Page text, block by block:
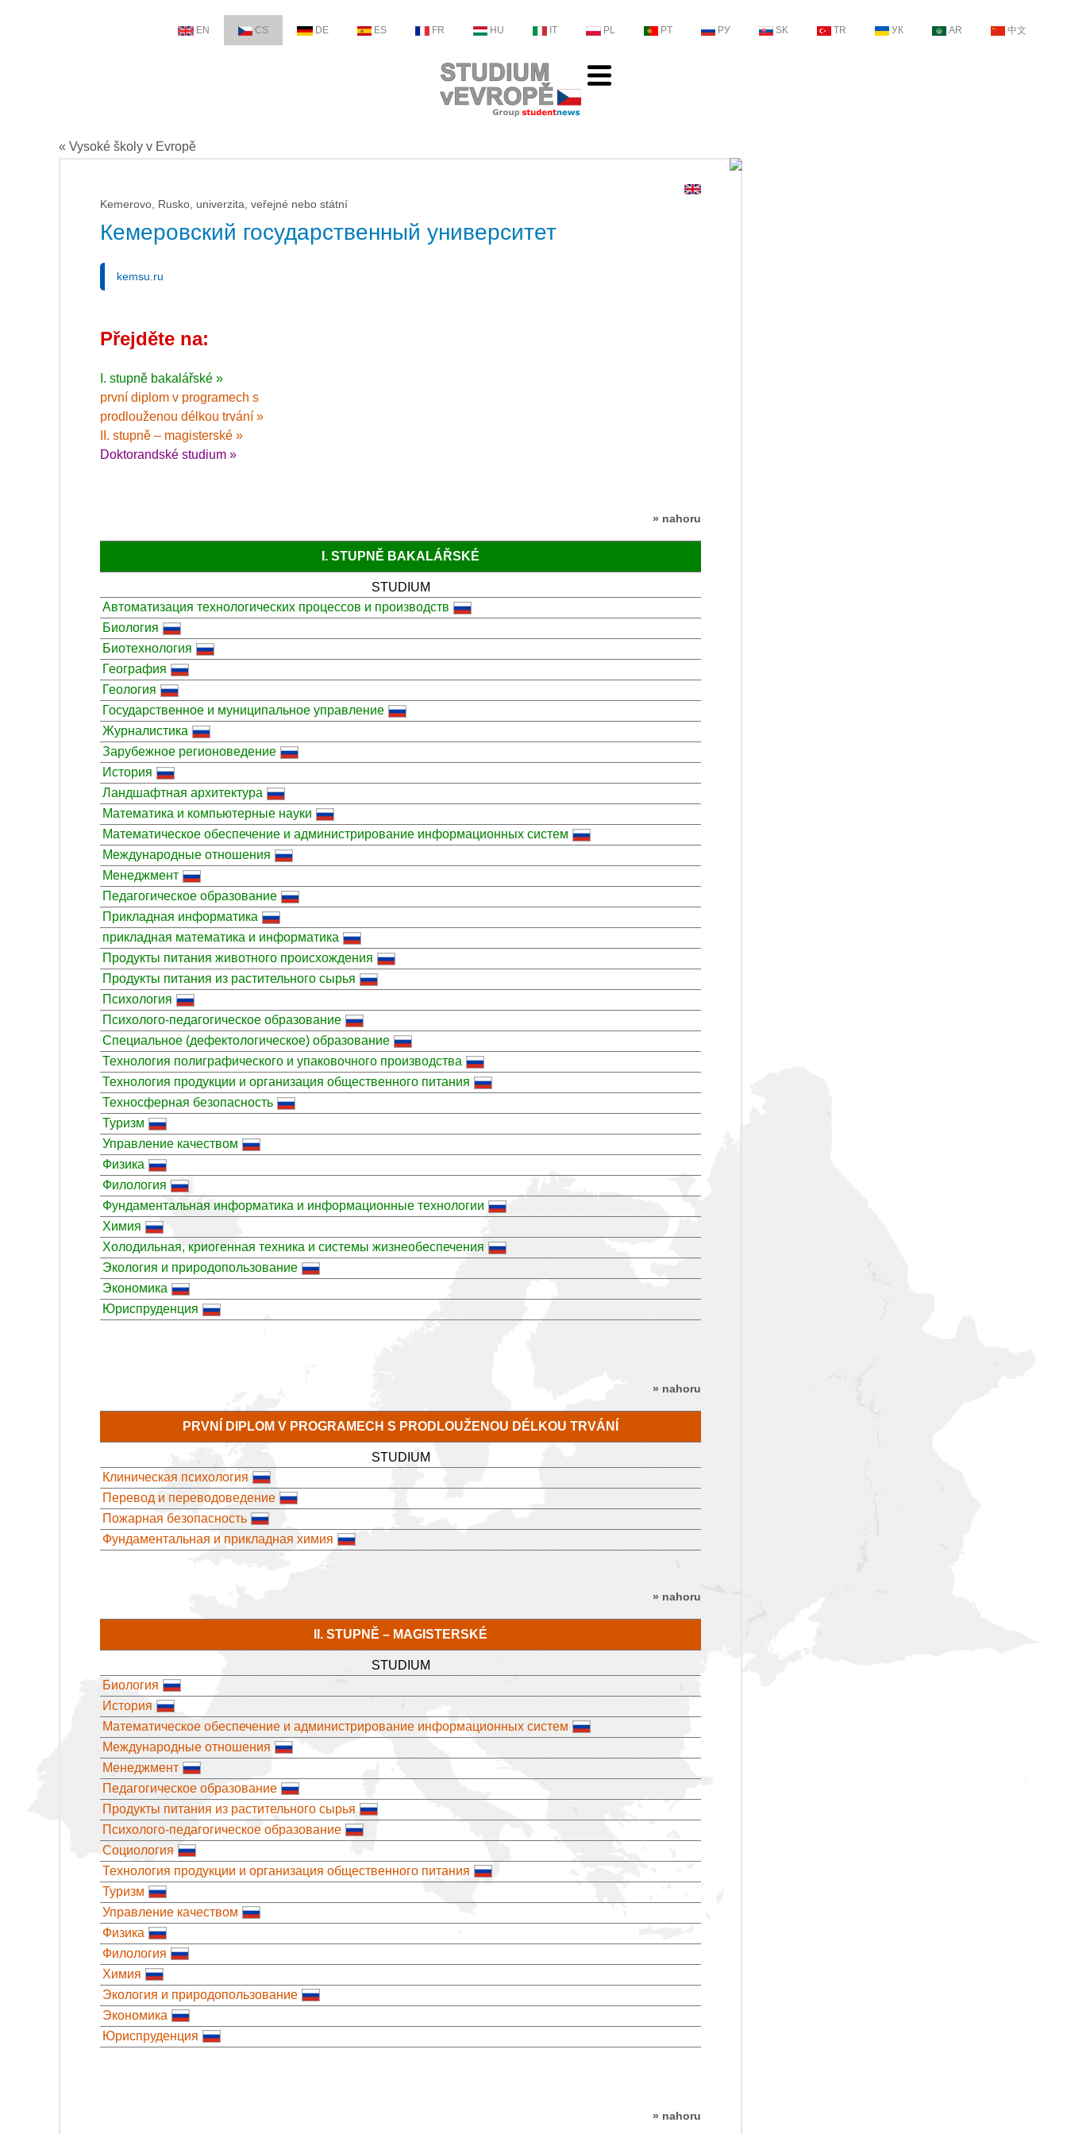
EN CS DE ES FR HU IT PL PT РУ SK TR УК AR 中文
« Vysoké školy v Evropě
Kemerovo, Rusko, univerzita, veřejné nebo státní
Кемеровский государственный университет
kemsu.ru
Přejděte na:
I. stupně bakalářské »
první diplom v programech s
prodlouženou délkou trvání »
II. stupně – magisterské »
Doktorandské studium »
» nahoru
I. STUPNĚ BAKALÁŘSKÉ
STUDIUM
Автоматизация технологических процессов и производств
Биология
Биотехнология
География
Геология
Государственное и муниципальное управление
Журналистика
Зарубежное регионоведение
История
Ландшафтная архитектура
Математика и компьютерные науки
Математическое обеспечение и администрирование информационных систем
Международные отношения
Менеджмент
Педагогическое образование
Прикладная информатика
прикладная математика и информатика
Продукты питания животного происхождения
Продукты питания из растительного сырья
Психология
Психолого-педагогическое образование
Специальное (дефектологическое) образование
Технология полиграфического и упаковочного производства
Технология продукции и организация общественного питания
Техносферная безопасность
Туризм
Управление качеством
Физика
Филология
Фундаментальная информатика и информационные технологии
Химия
Холодильная, криогенная техника и системы жизнеобеспечения
Экология и природопользование
Экономика
Юриспруденция
» nahoru
PRVNÍ DIPLOM V PROGRAMECH S PRODLOUŽENOU DÉLKOU TRVÁNÍ
STUDIUM
Клиническая психология
Перевод и переводоведение
Пожарная безопасность
Фундаментальная и прикладная химия
» nahoru
II. STUPNĚ – MAGISTERSKÉ
STUDIUM
Биология
История
Математическое обеспечение и администрирование информационных систем
Международные отношения
Менеджмент
Педагогическое образование
Продукты питания из растительного сырья
Психолого-педагогическое образование
Социология
Технология продукции и организация общественного питания
Туризм
Управление качеством
Физика
Филология
Химия
Экология и природопользование
Экономика
Юриспруденция
» nahoru